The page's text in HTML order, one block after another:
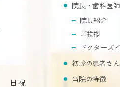
日祝
院長・歯科医
院長紹介
ご挨拶
ドクターズ
初診の患者さ
当院の特徴